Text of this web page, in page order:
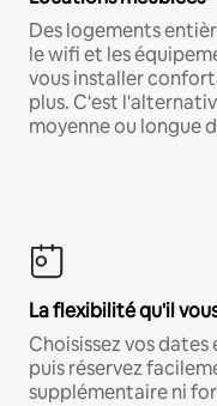
Des logements
le wifi et les
vous installer
plus. C'est
moyenne ou longue
La flexibilité qu'il
Choisissez vos
puis réservez
supplémentaire ni